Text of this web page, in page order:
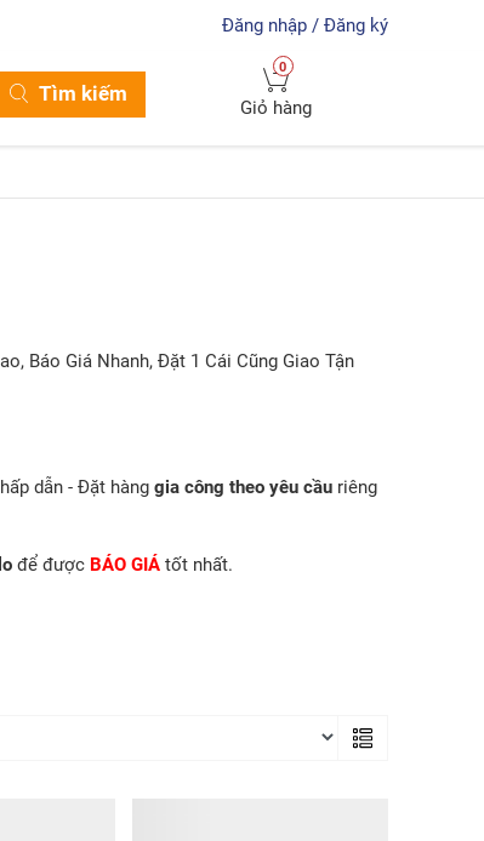
Đăng nhập / Đăng ký
Tìm kiếm
Giỏ hàng
0
Báo Giá Nhanh, Đặt 1 Cái Cũng Giao Tận
hấp dẫn - Đặt hàng gia công theo yêu cầu riêng
để được BÁO GIÁ tốt nhất.